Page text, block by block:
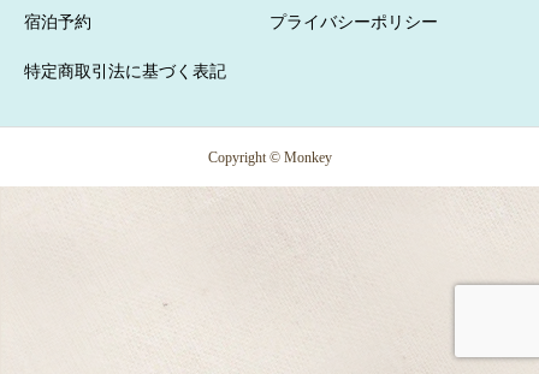
宿泊予約 プライバシーポリシー
特定商取引法に基づく表記
Copyright © Monkey